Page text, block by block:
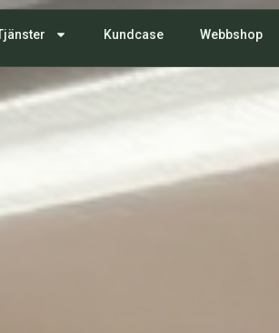
Kundcase Webbshop